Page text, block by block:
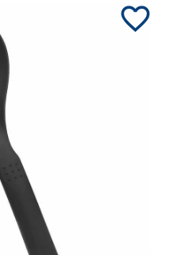
favorite_border